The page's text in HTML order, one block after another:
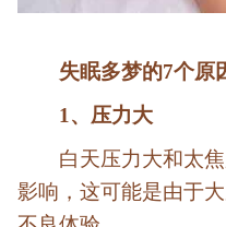
失眠多梦的7个原
1、压力大
白天压力大和太
影响，这可能是由于